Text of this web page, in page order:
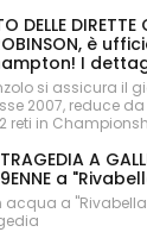
DELLE
è
I
si assicura il
2007, reduce
reti in
A
a
acqua a